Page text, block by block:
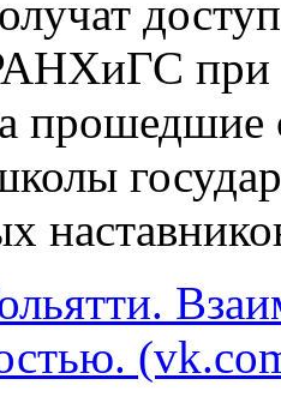
при
прошедшие